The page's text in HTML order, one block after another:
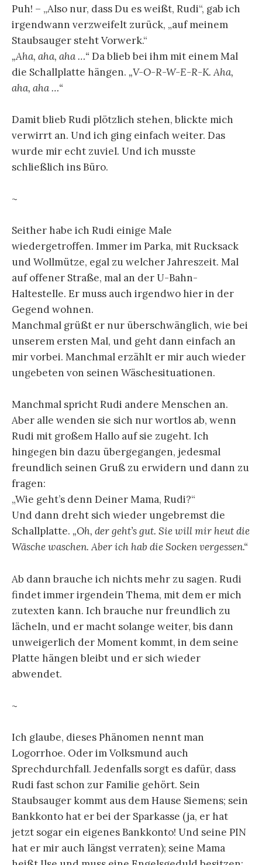
Puh! – „Also nur, dass Du es weißt, Rudi“, gab ich
irgendwann verzweifelt zurück, „auf meinem
Staubsauger steht Vorwerk.“
„Aha, aha, aha …“ Da blieb bei ihm mit einem Mal
die Schallplatte hängen. „V-O-R-W-E-R-K. Aha,
aha, aha …“
Damit blieb Rudi plötzlich stehen, blickte mich
verwirrt an. Und ich ging einfach weiter. Das
wurde mir echt zuviel. Und ich musste
schließlich ins Büro.
~
Seither habe ich Rudi einige Male
wiedergetroffen. Immer im Parka, mit Rucksack
und Wollmütze, egal zu welcher Jahreszeit. Mal
auf offener Straße, mal an der U-Bahn-
Haltestelle. Er muss auch irgendwo hier in der
Gegend wohnen.
Manchmal grüßt er nur überschwänglich, wie bei
unserem ersten Mal, und geht dann einfach an
mir vorbei. Manchmal erzählt er mir auch wieder
ungebeten von seinen Wäschesituationen.
Manchmal spricht Rudi andere Menschen an.
Aber alle wenden sie sich nur wortlos ab, wenn
Rudi mit großem Hallo auf sie zugeht. Ich
hingegen bin dazu übergegangen, jedesmal
freundlich seinen Gruß zu erwidern und dann zu
fragen:
„Wie geht’s denn Deiner Mama, Rudi?“
Und dann dreht sich wieder ungebremst die
Schallplatte. „Oh, der geht’s gut. Sie will mir heut die
Wäsche waschen. Aber ich hab die Socken vergessen.“
Ab dann brauche ich nichts mehr zu sagen. Rudi
findet immer irgendein Thema, mit dem er mich
zutexten kann. Ich brauche nur freundlich zu
lächeln, und er macht solange weiter, bis dann
unweigerlich der Moment kommt, in dem seine
Platte hängen bleibt und er sich wieder
abwendet.
~
Ich glaube, dieses Phänomen nennt man
Logorrhoe. Oder im Volksmund auch
Sprechdurchfall. Jedenfalls sorgt es dafür, dass
Rudi fast schon zur Familie gehört. Sein
Staubsauger kommt aus dem Hause Siemens; sein
Bankkonto hat er bei der Sparkasse (ja, er hat
jetzt sogar ein eigenes Bankkonto! Und seine PIN
hat er mir auch längst verraten); seine Mama